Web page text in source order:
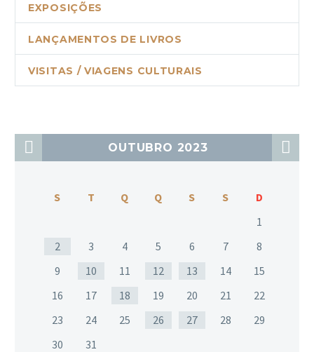
EXPOSIÇÕES
LANÇAMENTOS DE LIVROS
VISITAS / VIAGENS CULTURAIS
OUTUBRO 2023
S T Q Q S S
D
1
2
3 4 5 6 7
8
9
10 11 12 13 14
15
16
17 18 19 20 21
22
23
24 25 26 27 28
29
30
31